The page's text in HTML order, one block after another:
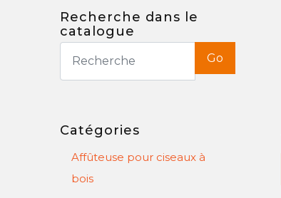
Recherche dans le
catalogue
Go
Catégories
Affûteuse pour ciseaux à
bois